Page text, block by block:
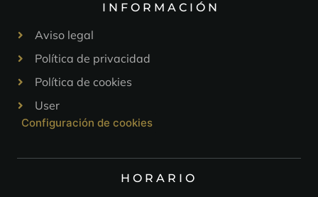
INFORMACIÓN
Aviso legal
Política de privacidad
Política de cookies
User
Configuración de cookies
HORARIO